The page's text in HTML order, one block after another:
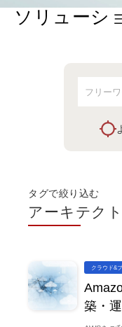
ソリューシ
タグで絞り込む
アーキテク
クラウド&
築・